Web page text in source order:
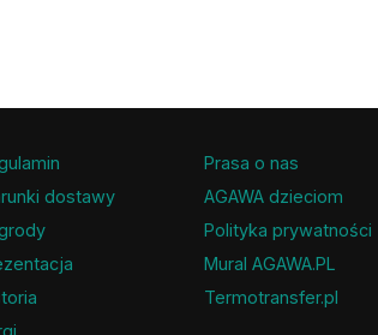
dostawy
Prasa o nas
AGAWA dzieciom
Polityka prywatności
Mural AGAWA.PL
Termotransfer.pl